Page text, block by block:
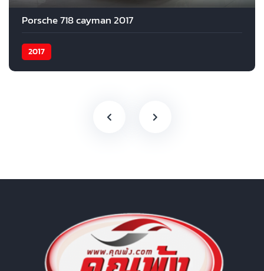
Porsche 718 cayman 2017
2017